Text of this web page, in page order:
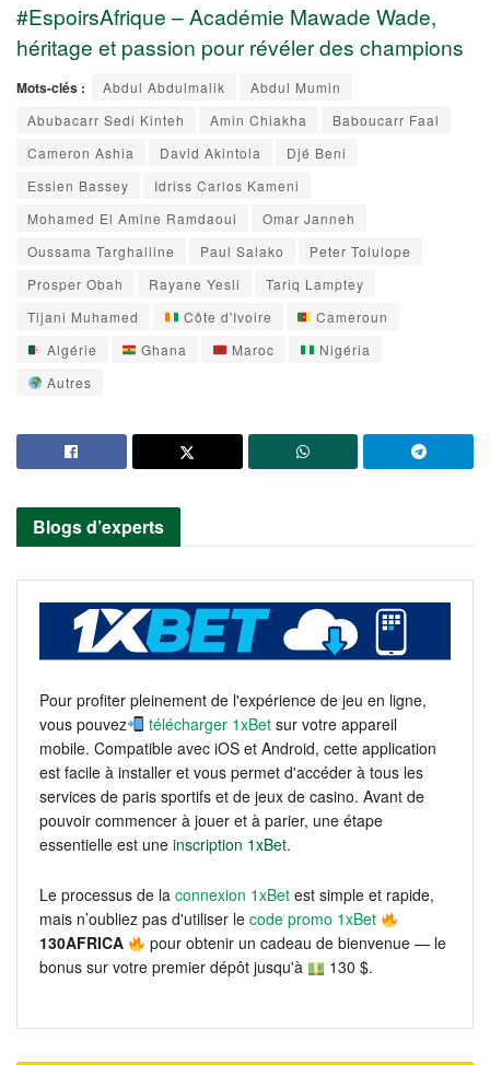
#EspoirsAfrique – Académie Mawade Wade,
héritage et passion pour révéler des champions
Mots-clés : Abdul Abdulmalik
Abdul Mumin
Abubacarr Sedi Kinteh
Amin Chiakha
Baboucarr Faal
Cameron Ashia
David Akintola
Djé Beni
Essien Bassey
Idriss Carlos Kameni
Mohamed El Amine Ramdaoui
Omar Janneh
Oussama Targhalline
Paul Salako
Peter Tolulope
Prosper Obah
Rayane Yesli
Tariq Lamptey
Tijani Muhamed
Côte d'Ivoire
Cameroun
Algérie
Ghana Maroc
Nigéria
Autres
Blogs d’experts
Pour profiter pleinement de l'expérience de jeu en ligne,
vous pouvez
télécharger 1xBet sur votre appareil
mobile. Compatible avec iOS et Android, cette application
est facile à installer et vous permet d'accéder à tous les
services de paris sportifs et de jeux de casino. Avant de
pouvoir commencer à jouer et à parier, une étape
essentielle est une inscription 1xBet.
Le processus de la connexion 1xBet est simple et rapide,
mais n’oubliez pas d'utiliser le code promo 1xBet
130AFRICA
pour obtenir un cadeau de bienvenue — le
bonus sur votre premier dépôt jusqu'à
130 $.